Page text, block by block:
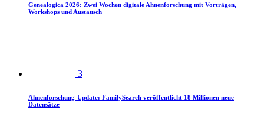
Genealogica 2026: Zwei Wochen digitale Ahnenforschung mit Vorträgen,
Workshops und Austausch
3
Ahnenforschung-Update: FamilySearch veröffentlicht 18 Millionen neue
Datensätze